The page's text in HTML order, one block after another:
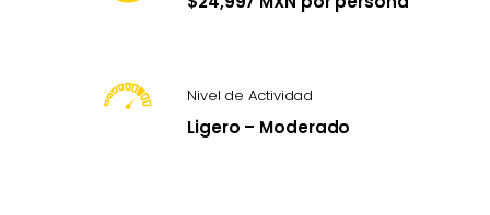
Nivel de Actividad
Ligero – Moderado